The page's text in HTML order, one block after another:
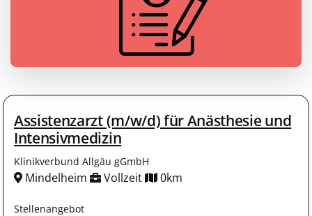
Assistenzarzt (m/w/d) für Anästhesie und
Intensivmedizin
Klinikverbund Allgäu gGmbH
Mindelheim Vollzeit 0km
Stellenangebot